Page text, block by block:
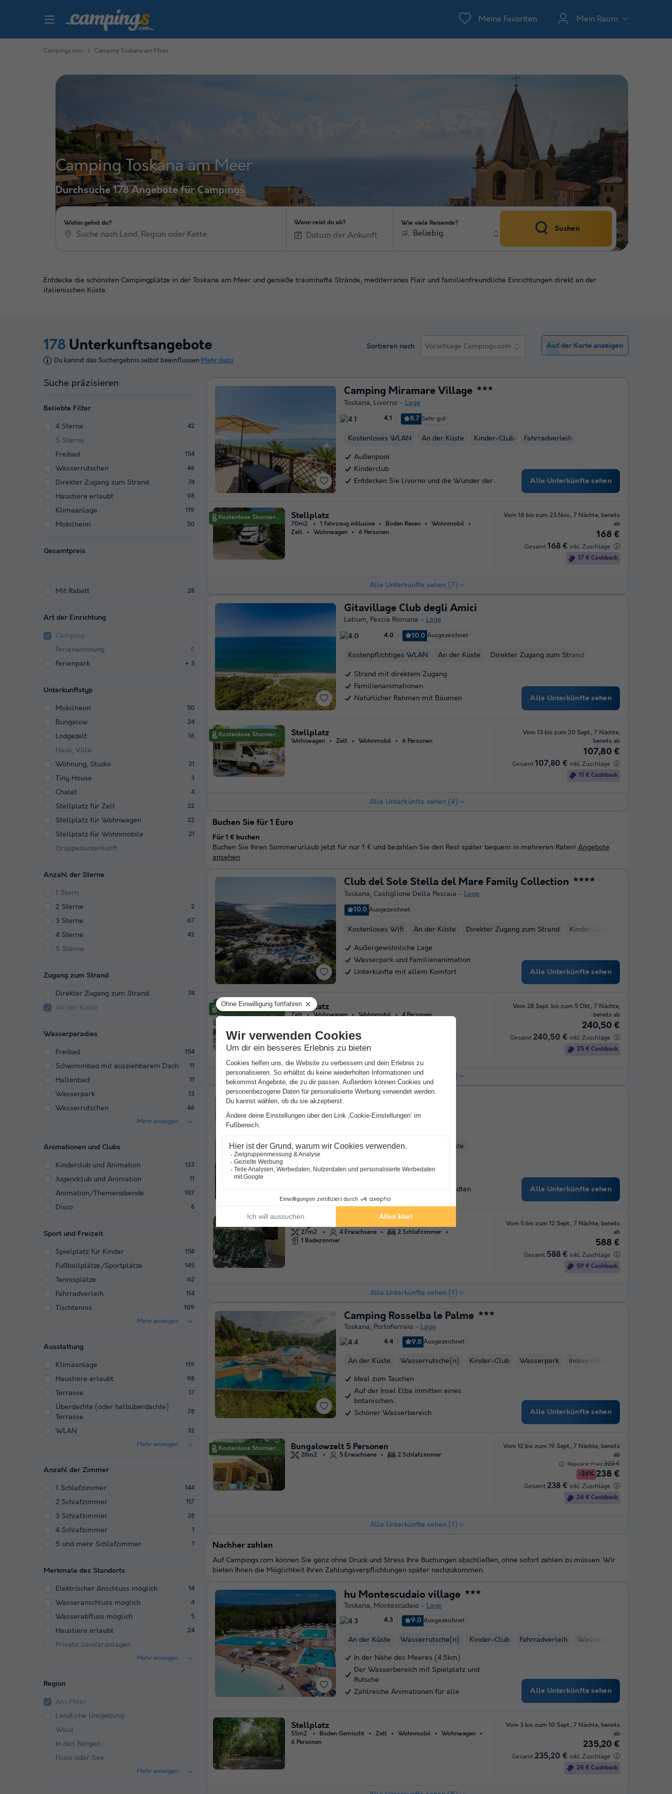
Meine Favoriten Mein Raum
Campings.com Camping Toskana am Meer
Camping Toskana am Meer
Durchsuche 178 Angebote für Campings
Wohin gehst du? Wann reist du ab? Wie viele Reisende?
Beliebig
Suchen
Entdecke die schönsten Campingplätze in der Toskana am Meer und genieße traumhafte Strände, mediterranes Flair und familienfreundliche Einrichtungen direkt an der
italienischen Küste.
178 Unterkunftsangebote
Du kannst das Suchergebnis selbst beeinflussen Mehr dazu
Sortieren nach Vorschläge Campings.com Auf der Karte anzeigen
Suche präzisieren
Beliebte Filter
4 Sterne 42
5 Sterne
Freibad
154
Wasserrutschen 46
Direkter Zugang zum Strand 74
Haustiere erlaubt 98
Klimaanlage 119
Mobilheim 50
Gesamtpreis
Mit Rabatt 28
Art der Einrichtung
Camping
Ferienwohnung
0
Ferienpark + 3
Unterkunftstyp
Mobilheim 50
Bungalow 24
Lodgezelt 16
Haus, Villa
Wohnung, Studio
21
Tiny House 3
Chalet 4
Stellplatz für Zelt 22
Stellplatz für Wohnwagen 22
Stellplatz für Wohnmobile 21
Gruppenunterkunft
Anzahl der Sterne
1 Stern
2 Sterne
2
3 Sterne 67
4 Sterne 42
5 Sterne
Zugang zum Strand
Direkter Zugang zum Strand 74
An der Küste
Wasserparadies
Freibad 154
Schwimmbad mit ausziehbarem Dach 11
Hallenbad 11
Wasserpark 13
Wasserrutschen 46
Mehr anzeigen
Animationen und Clubs
Kinderclub und Animation 133
Jugendclub und Animation 11
Animation/Themenabende 107
Disco 8
Sport und Freizeit
Spielplatz für Kinder 158
Fußballplätze/Sportplätze 145
Tennisplätze 62
Fahrradverleih 114
Tischtennis 109
Mehr anzeigen
Ausstattung
Klimaanlage 119
Haustiere erlaubt 98
Terrasse 17
Überdachte (oder halbüberdachte)
Terrasse
78
WLAN 32
Mehr anzeigen
Anzahl der Zimmer
1 Schlafzimmer 144
2 Schlafzimmer 117
3 Schlafzimmer 28
4 Schlafzimmer 1
5 und mehr Schlafzimmer 1
Merkmale des Standorts
Elektrischer Anschluss möglich 14
Wasseranschluss möglich 4
Wasserabfluss möglich 5
Haustiere erlaubt 24
Private Sanitäranlagen
Mehr anzeigen
Region
Am Meer
Ländliche Umgebung
Wald
In den Bergen
Fluss oder See
Mehr anzeigen
Camping Miramare Village ★★★
Toskana, Livorno Lage
4.1 8.7 Sehr gut
Kostenloses WLAN An der Küste Kinder-Club Fahrradverleih
Außenpool
Kinderclub
Entdecken Sie Livorno und die Wunder der…
Alle Unterkünfte sehen
Alle Unterkünfte sehen (7)
Kostenlose Stornierung Stellplatz
70m2 1 fahrzeug inklusive Boden Rasen
Wohnmobil
Zelt
Wohnwagen 6 Personen
Vom 16 bis zum 23 Nov., 7 Nächte, bereits
ab
168 €
Gesamt 168 € inkl. Zuschläge
17 € Cashback
Gitavillage Club degli Amici
Latium, Pescia Romana Lage
4.0 10.0 Ausgezeichnet
Kostenpflichtiges WLAN An der Küste Direkter Zugang zum Strand
Strand mit direktem Zugang
Familienanimationen
Natürlicher Rahmen mit Bäumen
Alle Unterkünfte sehen
Alle Unterkünfte sehen (4)
Kostenlose Stornierung Stellplatz
Wohnwagen Zelt Wohnmobil 6 Personen
Vom 13 bis zum 20 Sept., 7 Nächte,
bereits ab
107,80 €
Gesamt 107,80 € inkl. Zuschläge
11 € Cashback
Club del Sole Stella del Mare Family Collection ★★★★
Toskana, Castiglione Della Pescaia
Lage
10.0 Ausgezeichnet
Kostenloses Wifi An der Küste Direkter Zugang zum Strand Kinder-Club
Außergewöhnliche Lage
Wasserpark und Familienanimation
Unterkünfte mit allem Komfort
Alle Unterkünfte sehen
Alle Unterkünfte sehen (5)
Stellplatz
Zelt Wohnwagen Wohnmobil 4 Personen
Vom 28 Sept. bis zum 5 Okt., 7 Nächte,
bereits ab
240,50 €
Gesamt 240,50 € inkl. Zuschläge
25 € Cashback
Camping Luna
Kostenloses WLAN An der Küste
Entspannend
In der Nähe von berühmten Städten
Alle Unterkünfte sehen
Alle Unterkünfte sehen (1)
27m2 4 Erwachsene
2 Schlafzimmer
1 Badezimmer
Vom 5 bis zum 12 Sept., 7 Nächte, bereits
ab
588 €
Gesamt 588 € inkl. Zuschläge
59 € Cashback
Camping Rosselba le Palme ★★★
Toskana, Portoferraio Lage
4.4 9.8 Ausgezeichnet
An der Küste Wasserrutsche(n) Kinder-Club Wasserpark Indoor-Fitnessbereich
Ideal zum Tauchen
Auf der Insel Elba inmitten eines
botanischen…
Schöner Wasserbereich
Alle Unterkünfte sehen
Alle Unterkünfte sehen (1)
Kostenlose Stornierung Bungalowzelt 5 Personen
28m2 5 Erwachsene 2 Schlafzimmer
Vom 12 bis zum 19 Sept., 7 Nächte, bereits
ab
Regulärer Preis:322 €
-26% 238 €
Gesamt 238 € inkl. Zuschläge
24 € Cashback
hu Montescudaio village ★★★
Toskana, Montescudaio Lage
4.3 9.0 Ausgezeichnet
An der Küste Wasserrutsche(n) Kinder-Club Fahrradverleih Wasserpark
In der Nähe des Meeres (4.5km)
Der Wasserbereich mit Spielplatz und
Rutsche
Zahlreiche Animationen für alle
Alle Unterkünfte sehen
Stellplatz
55m2 Boden Gemischt Zelt Wohnmobil
Wohnwagen
6 Personen
Vom 3 bis zum 10 Sept., 7 Nächte, bereits
ab
235,20 €
Gesamt 235,20 € inkl. Zuschläge
24 € Cashback
Buchen Sie für 1 Euro
Für 1 € buchen
Buchen Sie Ihren Sommerurlaub jetzt für nur 1 € und bezahlen Sie den Rest später bequem in mehreren Raten! Angebote
ansehen
Nachher zahlen
Auf Campings.com können Sie ganz ohne Druck und Stress Ihre Buchungen abschließen, ohne sofort zahlen zu müssen. Wir
bieten Ihnen die Möglichkeit Ihren Zahlungsverpflichtungen später nachzukommen.